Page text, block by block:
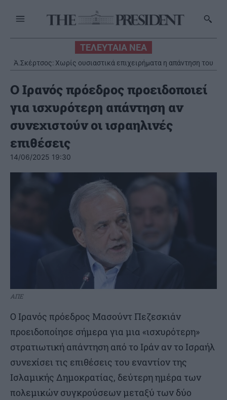
ΤΕΛΕΥΤΑΙΑ ΝΕΑ
Ά.Σκέρτσος: Χωρίς ουσιαστικά επιχειρήματα η απάντηση του
ΠΑΣΟΚ για την έκθεση του ΟΟΣΑ
Ο Ιρανός πρόεδρος προειδοποιεί
για ισχυρότερη απάντηση αν
συνεχιστούν οι ισραηλινές
επιθέσεις
14/06/2025 19:30
ΑΠΕ
Ο Ιρανός πρόεδρος Μασούντ Πεζεσκιάν
προειδοποίησε σήμερα για μια «ισχυρότερη»
στρατιωτική απάντηση από το Ιράν αν το Ισραήλ
συνεχίσει τις επιθέσεις του εναντίον της
Ισλαμικής Δημοκρατίας, δεύτερη ημέρα των
πολεμικών συγκρούσεων μεταξύ των δύο